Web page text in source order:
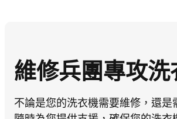
維修兵團專攻洗
不論是您的洗衣機需要維修，還是